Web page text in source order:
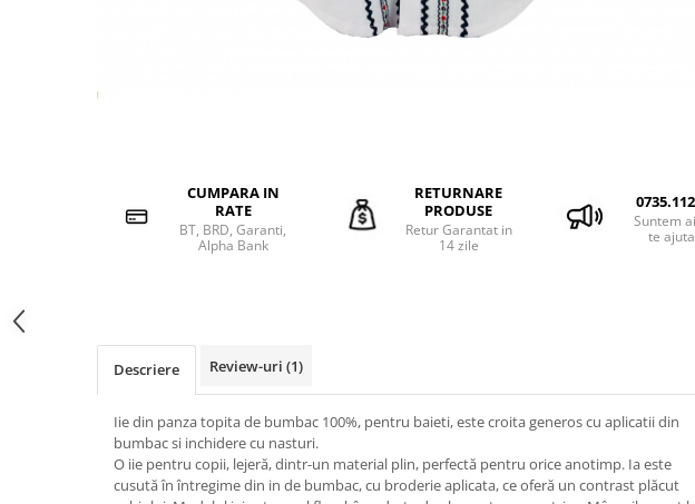
CUMPARA IN
RATE
BT, BRD, Garanti,
Alpha Bank
RETURNARE
PRODUSE
Retur Garantat in
14 zile
Suntem
te
Descriere Review-uri (1)
Iie din panza topita de bumbac 100%, pentru baieti, este croita generos cu aplicatii din
bumbac si inchidere cu nasturi.
O iie pentru copii, lejeră, dintr-un material plin, perfectă pentru orice anotimp. Ia este
cusută în întregime din in de bumbac, cu broderie aplicata, ce oferă un contrast plăcut